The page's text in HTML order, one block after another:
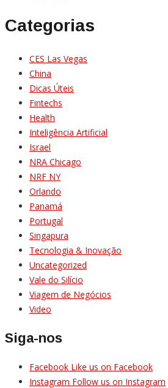
Categorias
CES Las Vegas
China
Dicas Úteis
Fintechs
Health
Inteligência Artificial
Israel
NRA Chicago
NRF NY
Orlando
Panamá
Portugal
Singapura
Tecnologia & Inovação
Uncategorized
Vale do Silício
Viagem de Negócios
Video
Siga-nos
Facebook Like us on Facebook
Instagram Follow us on Instagram